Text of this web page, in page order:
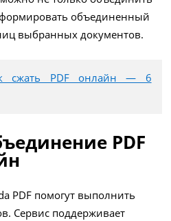
объединенный
выбранных документов.
сжать PDF онлайн — 6
PDF
PDF помогут выполнить
Сервис поддерживает